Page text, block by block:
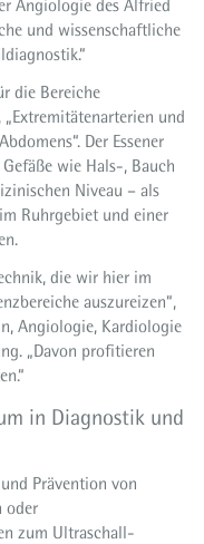
Angiologie des Alfried
und wissenschaftliche
die Bereiche
„Extremitätenarterien und
Der Essener
wie Hals-, Bauch
Niveau – als
Ruhrgebiet und einer
die wir hier im
auszureizen“,
Angiologie, Kardiologie
„Davon profitieren
in Diagnostik und
Prävention von
oder
zum Ultraschall-